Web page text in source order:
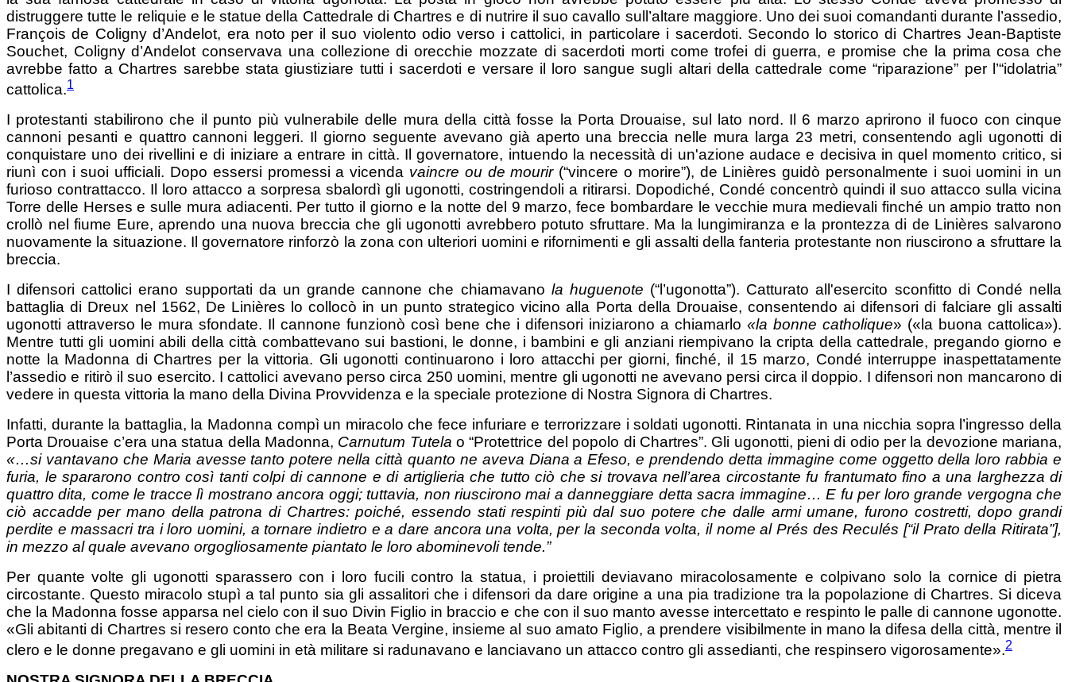
distruggere tutte le reliquie e le statue della Cattedrale di Chartres e di nutrire il suo cavallo sull’altare maggiore. Uno dei suoi comandanti durante l’assedio,
François de Coligny d’Andelot, era noto per il suo violento odio verso i cattolici, in particolare i sacerdoti. Secondo lo storico di Chartres Jean-Baptiste
Souchet, Coligny d’Andelot conservava una collezione di orecchie mozzate di sacerdoti morti come trofei di guerra, e promise che la prima cosa che
avrebbe fatto a Chartres sarebbe stata giustiziare tutti i sacerdoti e versare il loro sangue sugli altari della cattedrale come “riparazione” per l’“idolatria”
cattolica.1
I protestanti stabilirono che il punto più vulnerabile delle mura della città fosse la Porta Drouaise, sul lato nord. Il 6 marzo aprirono il fuoco con cinque
cannoni pesanti e quattro cannoni leggeri. Il giorno seguente avevano già aperto una breccia nelle mura larga 23 metri, consentendo agli ugonotti di
conquistare uno dei rivellini e di iniziare a entrare in città. Il governatore, intuendo la necessità di un'azione audace e decisiva in quel momento critico, si
riunì con i suoi ufficiali. Dopo essersi promessi a vicenda vaincre ou de mourir (“vincere o morire”), de Linières guidò personalmente i suoi uomini in un
furioso contrattacco. Il loro attacco a sorpresa sbalordì gli ugonotti, costringendoli a ritirarsi. Dopodiché, Condé concentrò quindi il suo attacco sulla vicina
Torre delle Herses e sulle mura adiacenti. Per tutto il giorno e la notte del 9 marzo, fece bombardare le vecchie mura medievali finché un ampio tratto non
crollò nel fiume Eure, aprendo una nuova breccia che gli ugonotti avrebbero potuto sfruttare. Ma la lungimiranza e la prontezza di de Linières salvarono
nuovamente la situazione. Il governatore rinforzò la zona con ulteriori uomini e rifornimenti e gli assalti della fanteria protestante non riuscirono a sfruttare la
breccia.
I difensori cattolici erano supportati da un grande cannone che chiamavano la huguenote (“l’ugonotta”). Catturato all'esercito sconfitto di Condé nella
battaglia di Dreux nel 1562, De Linières lo collocò in un punto strategico vicino alla Porta della Drouaise, consentendo ai difensori di falciare gli assalti
ugonotti attraverso le mura sfondate. Il cannone funzionò così bene che i difensori iniziarono a chiamarlo «la bonne catholique» («la buona cattolica»).
Mentre tutti gli uomini abili della città combattevano sui bastioni, le donne, i bambini e gli anziani riempivano la cripta della cattedrale, pregando giorno e
notte la Madonna di Chartres per la vittoria. Gli ugonotti continuarono i loro attacchi per giorni, finché, il 15 marzo, Condé interruppe inaspettatamente
l’assedio e ritirò il suo esercito. I cattolici avevano perso circa 250 uomini, mentre gli ugonotti ne avevano persi circa il doppio. I difensori non mancarono di
vedere in questa vittoria la mano della Divina Provvidenza e la speciale protezione di Nostra Signora di Chartres.
Infatti, durante la battaglia, la Madonna compì un miracolo che fece infuriare e terrorizzare i soldati ugonotti. Rintanata in una nicchia sopra l’ingresso della
Porta Drouaise c’era una statua della Madonna, Carnutum Tutelao “Protettrice del popolo di Chartres”. Gli ugonotti, pieni di odio per la devozione mariana,
«…si vantavano che Maria avesse tanto potere nella città quanto ne aveva Diana a Efeso, e prendendo detta immagine come oggetto della loro rabbia e
furia, le spararono contro così tanti colpi di cannone e di artiglieria che tutto ciò che si trovava nell’area circostante fu frantumato fino a una larghezza di
quattro dita, come le tracce lì mostrano ancora oggi; tuttavia, non riuscirono mai a danneggiare detta sacra immagine… E fu per loro grande vergogna che
ciò accadde per mano della patrona di Chartres: poiché, essendo stati respinti più dal suo potere che dalle armi umane, furono costretti, dopo grandi
perdite e massacri tra i loro uomini, a tornare indietro e a dare ancora una volta, per la seconda volta, il nome al Prés des Reculés [“il Prato della Ritirata”],
in mezzo al quale avevano orgogliosamente piantato le loro abominevoli tende.”
Per quante volte gli ugonotti sparassero con i loro fucili contro la statua, i proiettili deviavano miracolosamente e colpivano solo la cornice di pietra
circostante. Questo miracolo stupì a tal punto sia gli assalitori che i difensori da dare origine a una pia tradizione tra la popolazione di Chartres. Si diceva
che la Madonna fosse apparsa nel cielo con il suo Divin Figlio in braccio e che con il suo manto avesse intercettato e respinto le palle di cannone ugonotte.
«Gli abitanti di Chartres si resero conto che era la Beata Vergine, insieme al suo amato Figlio, a prendere visibilmente in mano la difesa della città, mentre il
clero e le donne pregavano e gli uomini in età militare si radunavano e lanciavano un attacco contro gli assedianti, che respinsero vigorosamente».2